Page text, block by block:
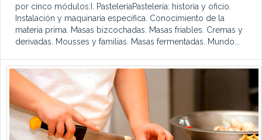
por cinco módulos:I. PasteleríaPastelería: historia y oficio.
Instalación y maquinaria específica. Conocimiento de la
materia prima. Masas bizcochadas. Masas friables. Cremas y
derivadas. Mousses y familias. Masas fermentadas. Mundo...